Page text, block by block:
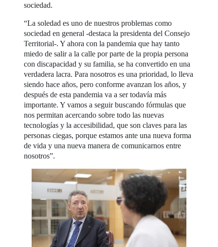
sociedad.
“La soledad es uno de nuestros problemas como
sociedad en general -destaca la presidenta del Consejo
Territorial-. Y ahora con la pandemia que hay tanto
miedo de salir a la calle por parte de la propia persona
con discapacidad y su familia, se ha convertido en una
verdadera lacra. Para nosotros es una prioridad, lo lleva
siendo hace años, pero conforme avanzan los años, y
después de esta pandemia va a ser todavía más
importante. Y vamos a seguir buscando fórmulas que
nos permitan acercando sobre todo las nuevas
tecnologías y la accesibilidad, que son claves para las
personas ciegas, porque estamos ante una nueva forma
de vida y una nueva manera de comunicarnos entre
nosotros”.